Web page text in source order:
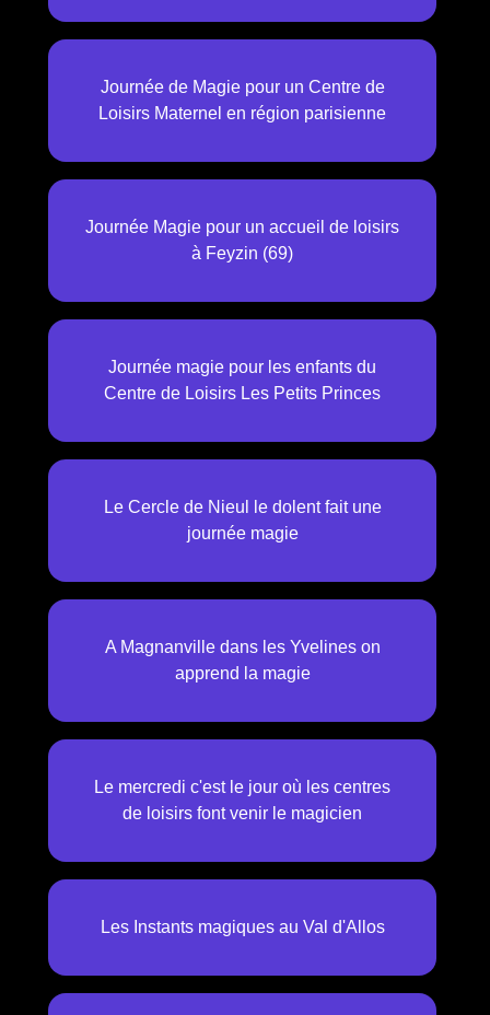
Journée de Magie pour un Centre de
Loisirs Maternel en région parisienne
Journée Magie pour un accueil de loisirs
à Feyzin (69)
Journée magie pour les enfants du
Centre de Loisirs Les Petits Princes
Le Cercle de Nieul le dolent fait une
journée magie
A Magnanville dans les Yvelines on
apprend la magie
Le mercredi c'est le jour où les centres
de loisirs font venir le magicien
Les Instants magiques au Val d'Allos